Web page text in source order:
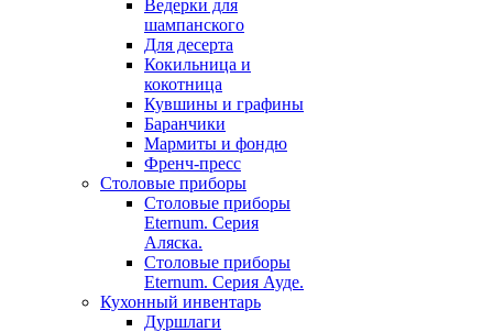
Ведерки для
шампанского
Для десерта
Кокильница и
кокотница
Кувшины и графины
Баранчики
Мармиты и фондю
Френч-пресс
Столовые приборы
Столовые приборы
Eternum. Серия
Аляска.
Столовые приборы
Eternum. Серия Ауде.
Кухонный инвентарь
Дуршлаги